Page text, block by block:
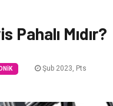
Pahalı Mıdır?
Şub 2023, Pts